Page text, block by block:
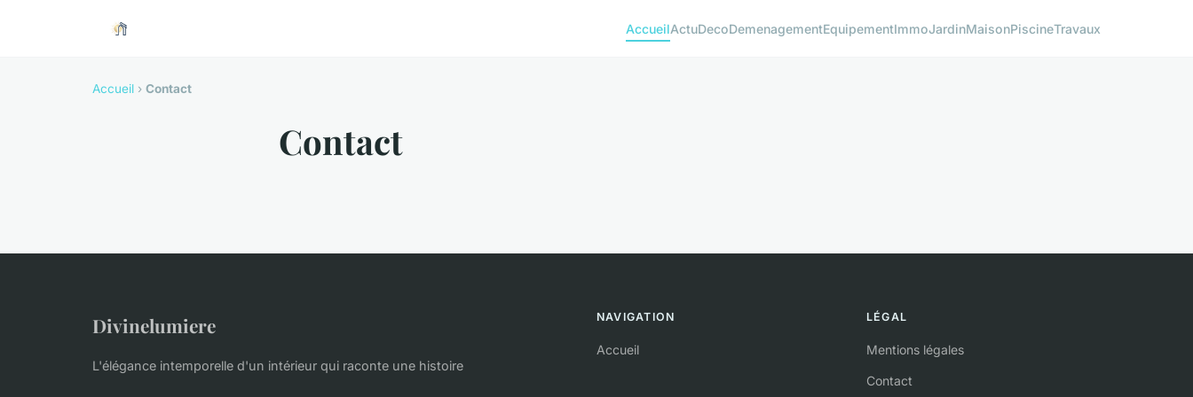
AccueilActuDecoDemenagementEquipementImmoJardinMaisonPiscineTravaux
Accueil › Contact
Contact
Divinelumiere
L'élégance intemporelle d'un intérieur qui raconte une histoire
NAVIGATION
Accueil
LÉGAL
Mentions légales
Contact